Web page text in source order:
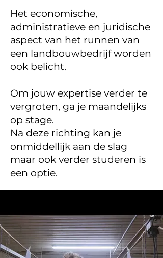
Het economische,
administratieve en juridische
aspect van het runnen van
een landbouwbedrijf worden
ook belicht.
Om jouw expertise verder te
vergroten, ga je maandelijks
op stage.
Na deze richting kan je
onmiddellijk aan de slag
maar ook verder studeren is
een optie.